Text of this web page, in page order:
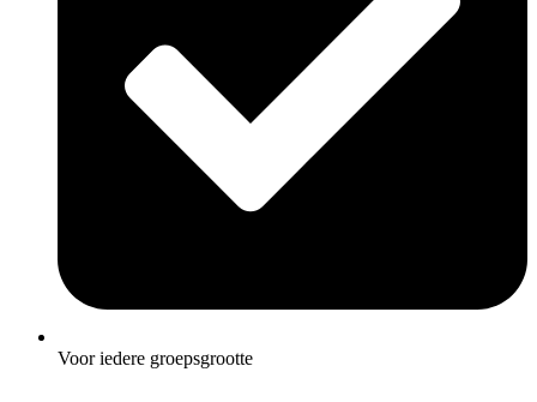
Voor iedere groepsgrootte